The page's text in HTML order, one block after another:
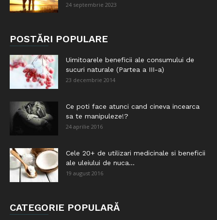
24 septembrie 2023
POSTĂRI POPULARE
Uimitoarele beneficii ale consumului de
sucuri naturale (Partea a III-a)
23 decembrie 2014
Ce poti face atunci cand cineva incearca
sa te manipuleze!?
24 aprilie 2016
Cele 20+ de utilizari medicinale si beneficii
ale uleiului de nuca...
19 august 2016
CATEGORIE POPULARĂ